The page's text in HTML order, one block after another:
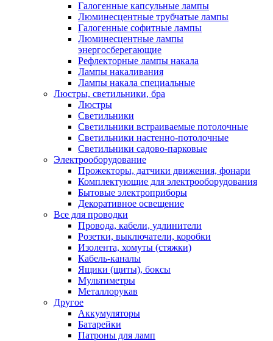
Галогенные капсульные лампы
Люминесцентные трубчатые лампы
Галогенные софитные лампы
Люминесцентные лампы
энергосберегающие
Рефлекторные лампы накала
Лампы накаливания
Лампы накала специальные
Люстры, светильники, бра
Люстры
Светильники
Светильники встраиваемые потолочные
Светильники настенно-потолочные
Светильники садово-парковые
Электрооборудование
Прожекторы, датчики движения, фонари
Комплектующие для электрооборудования
Бытовые электроприборы
Декоративное освещение
Все для проводки
Провода, кабели, удлинители
Розетки, выключатели, коробки
Изолента, хомуты (стяжки)
Кабель-каналы
Ящики (щиты), боксы
Мультиметры
Металлорукав
Другое
Аккумуляторы
Батарейки
Патроны для ламп